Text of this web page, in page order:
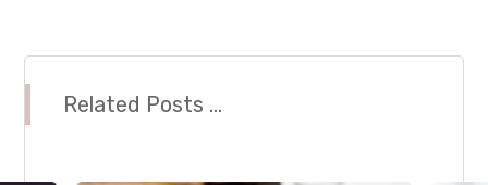
Related Posts ...